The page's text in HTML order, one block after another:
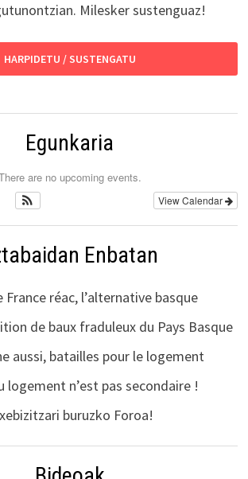
Milesker sustenguaz!
HARPIDETU / SUSTENGATU
Egunkaria
are no upcoming events.
View Calendar
Enbatan
France réac, l’alternative basque
de baux fraduleux du Pays Basque
aussi, batailles pour le logement
logement n’est pas secondaire !
buruzko Foroa!